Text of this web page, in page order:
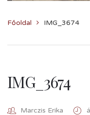
Főoldal IMG_3674
IMG_3674
Marczis Erika